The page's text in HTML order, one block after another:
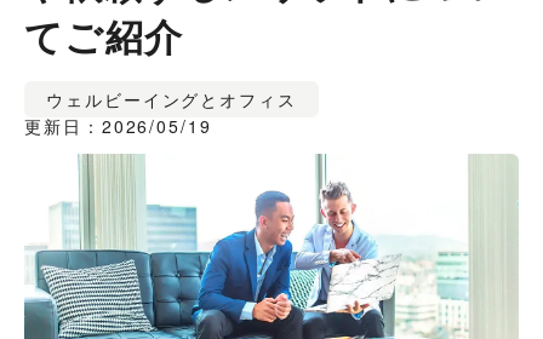
てご紹介
ウェルビーイングとオフィス
更新日：2026/05/19